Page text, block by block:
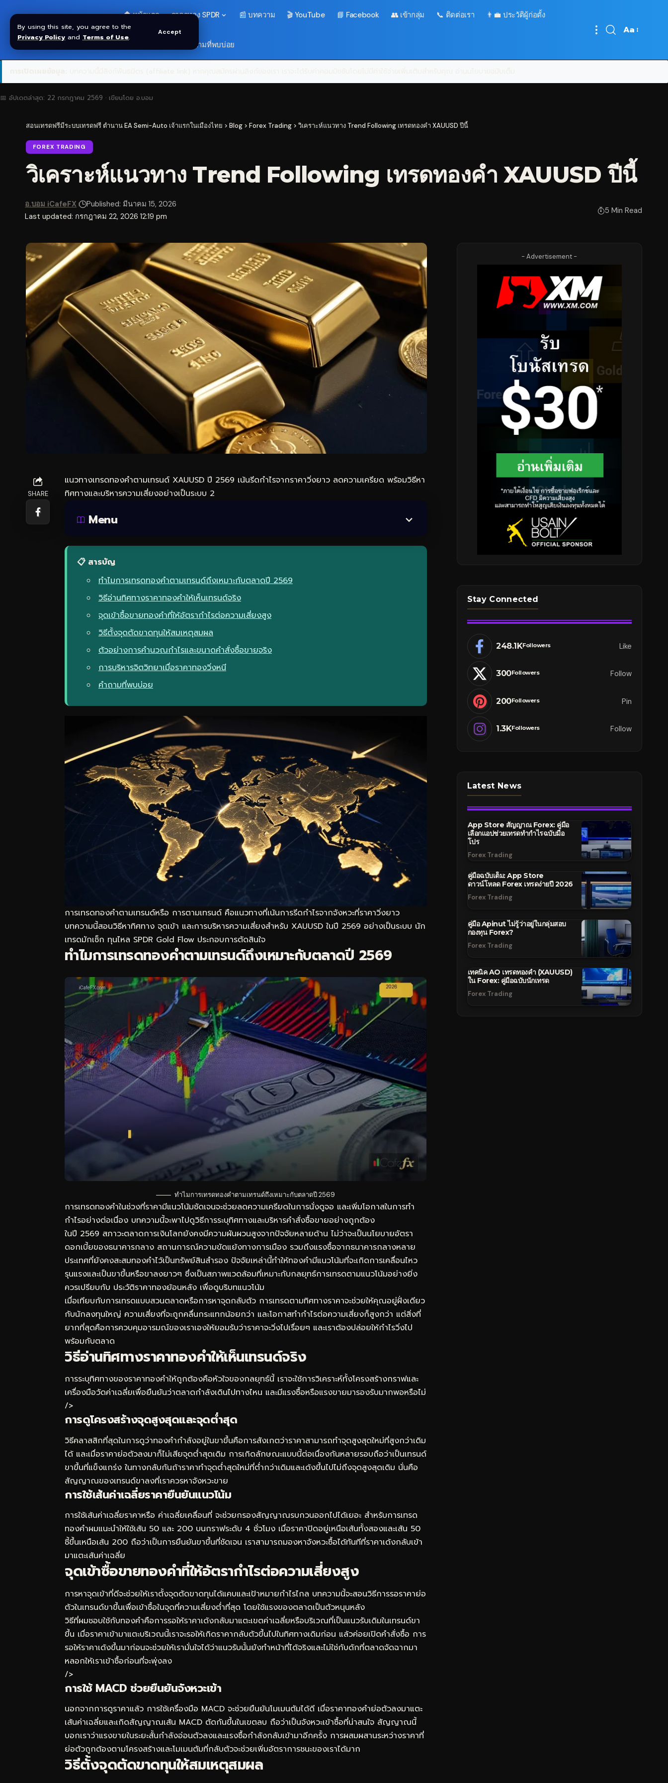
By using this site, you agree to the
Privacy Policy and Terms of Use.
Accept
🏠 หน้าแรก ราคาทอง SPDR 📰 บทความ 🎬 YouTube 📘 Facebook 👥 เข้ากลุ่ม 📞 ติดต่อเรา 👨‍💼 ประวัติผู้ก่อตั้ง
❓ คำถามที่พบบ่อย
Font
Aa
📅 อัปเดตล่าสุด: 22 กรกฎาคม 2569 · เขียนโดย อ.บอม
สอนเทรดฟรีมีระบบเทรดฟรี ตำนาน EA Semi-Auto เจ้าแรกในเมืองไทย > Blog > Forex Trading > วิเคราะห์แนวทาง Trend Following เทรดทองคำ XAUUSD ปีนี้
FOREX TRADING
วิเคราะห์แนวทาง Trend Following เทรดทองคำ XAUUSD ปีนี้
Last updated: กรกฎาคม 22, 2026 12:19 pm
อ.บอม iCafeFX Published: มีนาคม 15, 2026
5 Min Read
SHARE
แนวทางเทรดทองคำตามเทรนด์ XAUUSD ปี 2569 เน้นรีดกำไรจากราคาวิ่งยาว ลดความเครียด พร้อมวิธีหา
ทิศทางและบริหารความเสี่ยงอย่างเป็นระบบ 2
Menu
📋 สารบัญ
ทำไมการเทรดทองคำตามเทรนด์ถึงเหมาะกับตลาดปี 2569
วิธีอ่านทิศทางราคาทองคำให้เห็นเทรนด์จริง
จุดเข้าซื้อขายทองคำที่ให้อัตรากำไรต่อความเสี่ยงสูง
วิธีตั้งจุดตัดขาดทุนให้สมเหตุสมผล
ตัวอย่างการคำนวณกำไรและขนาดคำสั่งซื้อขายจริง
การบริหารจิตวิทยาเมื่อราคาทองวิ่งหนี
คำถามที่พบบ่อย
การเทรดทองคำตามเทรนด์หรือ การตามเทรนด์ คือแนวทางที่เน้นการรีดกำไรจากจังหวะที่ราคาวิ่งยาว
บทความนี้สอนวิธีหาทิศทาง จุดเข้า และการบริหารความเสี่ยงสำหรับ XAUUSD ในปี 2569 อย่างเป็นระบบ นัก
เทรดมักเช็ก ทุนไหล SPDR Gold Flow ประกอบการตัดสินใจ
ทำไมการเทรดทองคำตามเทรนด์ถึงเหมาะกับตลาดปี 2569
ทำไมการเทรดทองคำตามเทรนด์ถึงเหมาะกับตลาดปี 2569
การเทรดทองคำในช่วงที่ราคามีแนวโน้มชัดเจนจะช่วยลดความเครียดในการนั่งดูจอ และเพิ่มโอกาสในการทำ
กำไรอย่างต่อเนื่อง บทความนี้จะพาไปดูวิธีการระบุทิศทางและบริหารคำสั่งซื้อขายอย่างถูกต้อง
ในปี 2569 สภาวะตลาดการเงินโลกยังคงมีความผันผวนสูงจากปัจจัยหลายด้าน ไม่ว่าจะเป็นนโยบายอัตรา
ดอกเบี้ยของธนาคารกลาง สถานการณ์ความขัดแย้งทางการเมือง รวมถึงแรงซื้อจากธนาคารกลางหลาย
ประเทศที่ยังคงสะสมทองคำไว้เป็นทรัพย์สินสำรอง ปัจจัยเหล่านี้ทำให้ทองคำมีแนวโน้มที่จะเกิดการเคลื่อนไหว
รุนแรงและเป็นขาขึ้นหรือขาลงยาวๆ ซึ่งเป็นสภาพแวดล้อมที่เหมาะกับกลยุทธ์การเทรดตามแนวโน้มอย่างยิ่ง
ควรเปรียบกับ ประวัติราคาทองย้อนหลัง เพื่อดูบริบทแนวโน้ม
เมื่อเทียบกับการเทรดแบบสวนตลาดหรือการหาจุดกลับตัว การเทรดตามทิศทางราคาจะช่วยให้คุณอยู่ฝั่งเดียว
กับนักลงทุนใหญ่ ความเสี่ยงที่จะถูกคลื่นกระแทกน้อยกว่า และโอกาสทำกำไรต่อความเสี่ยงก็สูงกว่า แต่สิ่งที่
ยากที่สุดคือการควบคุมอารมณ์ของเราเองให้ยอมรับว่าราคาจะวิ่งไปเรื่อยๆ และเราต้องปล่อยให้กำไรวิ่งไป
พร้อมกับตลาด
วิธีอ่านทิศทางราคาทองคำให้เห็นเทรนด์จริง
การระบุทิศทางของราคาทองคำให้ถูกต้องคือหัวใจของกลยุทธ์นี้ เราจะใช้การวิเคราะห์ทั้งโครงสร้างกราฟและ
เครื่องมือวัดค่าเฉลี่ยเพื่อยืนยันว่าตลาดกำลังเดินไปทางไหน และมีแรงซื้อหรือแรงขายมารองรับมากพอหรือไม่
/>
การดูโครงสร้างจุดสูงสุดและจุดต่ำสุด
วิธีคลาสสิกที่สุดในการดูว่าทองคำกำลังอยู่ในขาขึ้นคือการสังเกตว่าราคาสามารถทำจุดสูงสุดใหม่ที่สูงกว่าเดิม
ได้ และเมื่อราคาย่อตัวลงมาก็ไม่เสียจุดต่ำสุดเดิม การเกิดลักษณะแบบนี้ต่อเนื่องกันหลายรอบถือว่าเป็นเทรนด์
ขาขึ้นที่แข็งแกร่ง ในทางกลับกันถ้าราคาทำจุดต่ำสุดใหม่ที่ต่ำกว่าเดิมและเด้งขึ้นไปไม่ถึงจุดสูงสุดเดิม นั่นคือ
สัญญาณของเทรนด์ขาลงที่เราควรหาจังหวะขาย
การใช้เส้นค่าเฉลี่ยราคายืนยันแนวโน้ม
การใช้เส้นค่าเฉลี่ยราคาหรือ ค่าเฉลี่ยเคลื่อนที่ จะช่วยกรองสัญญาณรบกวนออกไปได้เยอะ สำหรับการเทรด
ทองคำผมแนะนำให้ใช้เส้น 50 และ 200 บนกราฟระดับ 4 ชั่วโมง เมื่อราคาปิดอยู่เหนือเส้นทั้งสองและเส้น 50
ชี้ขึ้นเหนือเส้น 200 ถือว่าเป็นการยืนยันขาขึ้นที่ชัดเจน เราสามารถมองหาจังหวะซื้อได้ทันทีที่ราคาเด้งกลับเข้า
มาแตะเส้นค่าเฉลี่ย
จุดเข้าซื้อขายทองคำที่ให้อัตรากำไรต่อความเสี่ยงสูง
การหาจุดเข้าที่ดีจะช่วยให้เราตั้งจุดตัดขาดทุนได้แคบและเป้าหมายกำไรไกล บทความนี้จะสอนวิธีการรอราคาย่อ
ตัวในเทรนด์ขาขึ้นเพื่อเข้าซื้อในจุดที่ความเสี่ยงต่ำที่สุด โดยใช้แรงของตลาดเป็นตัวหนุนหลัง
วิธีที่ผมชอบใช้กับทองคำคือการรอให้ราคาเด้งกลับมาแตะเขตค่าเฉลี่ยหรือบริเวณที่เป็นแนวรับเดิมในเทรนด์ขา
ขึ้น เมื่อราคาเข้ามาแตะบริเวณนี้เราจะรอให้เกิดราคากลับตัวขึ้นไปในทิศทางเดิมก่อน แล้วค่อยเปิดคำสั่งซื้อ การ
รอให้ราคาเด้งขึ้นมาก่อนจะช่วยให้เรามั่นใจได้ว่าแนวรับนั้นยังทำหน้าที่ได้จริงและไม่ใช่กับดักที่ตลาดจัดฉากมา
หลอกให้เราเข้าซื้อก่อนที่จะพุ่งลง
/>
การใช้ MACD ช่วยยืนยันจังหวะเข้า
นอกจากการดูราคาแล้ว การใช้เครื่องมือ MACD จะช่วยยืนยันโมเมนตัมได้ดี เมื่อราคาทองคำย่อตัวลงมาแตะ
เส้นค่าเฉลี่ยและเกิดสัญญาณเส้น MACD ตัดกันขึ้นในเขตลบ ถือว่าเป็นจังหวะเข้าซื้อที่น่าสนใจ สัญญาณนี้
บอกเราว่าแรงขายในระยะสั้นกำลังอ่อนตัวลงและแรงซื้อกำลังกลับเข้ามาอีกครั้ง การผสมผสานระหว่างราคาที่
ย่อตัวถูกต้องตามโครงสร้างและโมเมนตัมที่กลับตัวจะช่วยเพิ่มอัตราการชนะของเราได้มาก
วิธีตั้งจุดตัดขาดทุนให้สมเหตุสมผล
- Advertisement -
Stay Connected
248.1KFollowers Like
300Followers Follow
200Followers Pin
1.3KFollowers Follow
Latest News
App Store สัญญาณ Forex: คู่มือ
เลือกแอปช่วยเทรดทำกำไรฉบับมือ
โปร
Forex Trading
คู่มือฉบับเต็ม: App Store
ดาวน์โหลด Forex เทรดง่ายปี 2026
Forex Trading
คู่มือ Apinut ไม่รู้ว่าอยู่ในกลุ่มสอบ
กองทุน Forex?
Forex Trading
เทคนิค AO เทรดทองคำ (XAUUSD)
ใน Forex: คู่มือฉบับนักเทรด
Forex Trading